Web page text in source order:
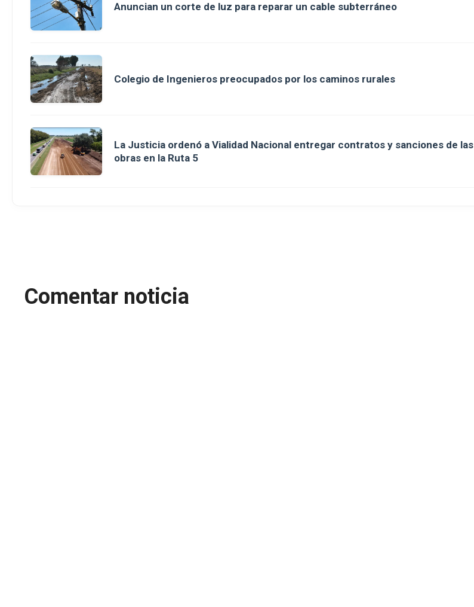
Anuncian un corte de luz para reparar un cable subterráneo
Colegio de Ingenieros preocupados por los caminos rurales
La Justicia ordenó a Vialidad Nacional entregar contratos y sanciones de las
obras en la Ruta 5
Comentar noticia